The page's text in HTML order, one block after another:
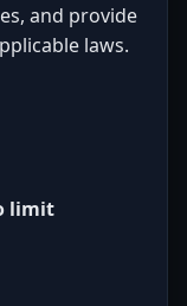
and provide
laws.
limit